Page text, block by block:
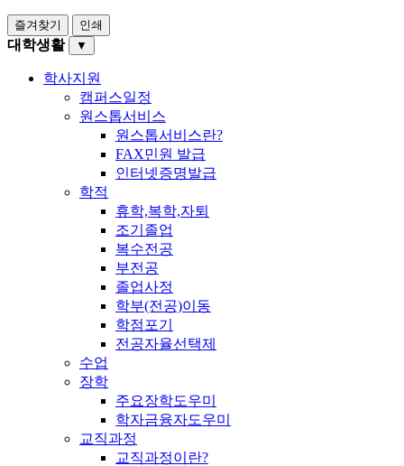
즐겨찾기 인쇄
대학생활 ▼
학사지원
캠퍼스일정
원스톱서비스
원스톱서비스란?
FAX민원 발급
인터넷증명발급
학적
휴학,복학,자퇴
조기졸업
복수전공
부전공
졸업사정
학부(전공)이동
학점포기
전공자율선택제
수업
장학
주요장학도우미
학자금융자도우미
교직과정
교직과정이란?